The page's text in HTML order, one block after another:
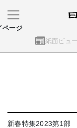
紙面ビュ
ページ
新春特集2023第1部